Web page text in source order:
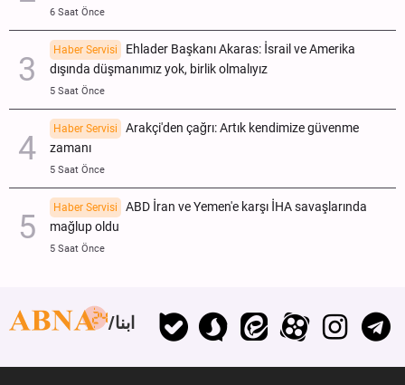
6 Saat Önce
Haber Servisi
Ehlader Başkanı Akaras: İsrail ve Amerika
dışında düşmanımız yok, birlik olmalıyız
5 Saat Önce
Haber Servisi
Arakçi'den çağrı: Artık kendimize güvenme
zamanı
5 Saat Önce
Haber Servisi
ABD İran ve Yemen'e karşı İHA savaşlarında
mağlup oldu
5 Saat Önce
ابنا